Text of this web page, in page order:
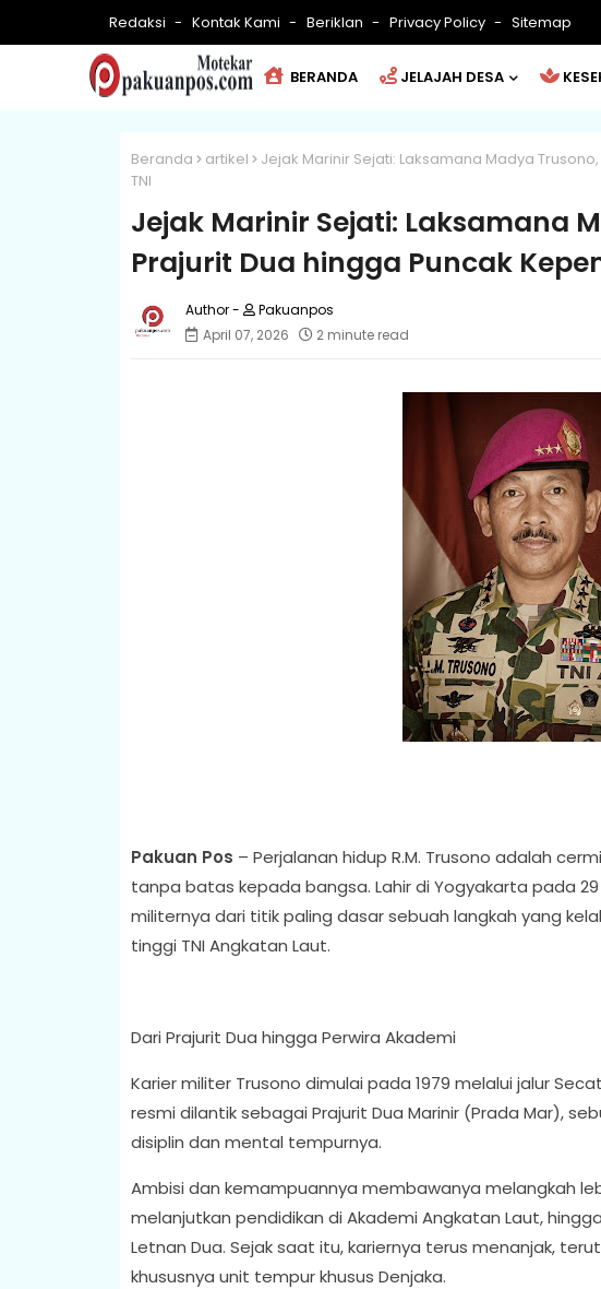
Redaksi Kontak Kami Beriklan Privacy Policy Sitemap
BERANDA JELAJAH DESA
Beranda artikel
Jejak Marinir Sejati: Laksamana Madya
TNI
Jejak Marinir Sejati: Laksamana
Prajurit Dua hingga Puncak
Pakuanpos
April 07, 2026
2 minute read
Pakuan Pos – Perjalanan hidup R.M. Trusono adalah
tanpa batas kepada bangsa. Lahir di Yogyakarta pada
militernya dari titik paling dasar sebuah langkah yang
tinggi TNI Angkatan Laut.
Dari Prajurit Dua hingga Perwira Akademi
Karier militer Trusono dimulai pada 1979 melalui jalur
resmi dilantik sebagai Prajurit Dua Marinir (Prada Mar),
disiplin dan mental tempurnya.
Ambisi dan kemampuannya membawanya melangkah
melanjutkan pendidikan di Akademi Angkatan Laut,
Letnan Dua. Sejak saat itu, kariernya terus menanjak,
khususnya unit tempur khusus Denjaka.